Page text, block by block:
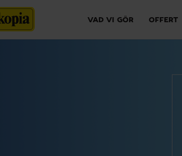
VAD VI GÖR OFFERT